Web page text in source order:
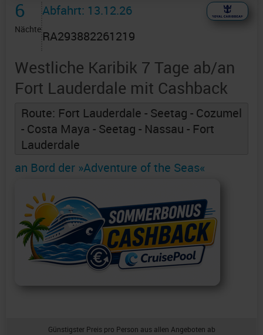
6
Nächte
Abfahrt: 13.12.26
RA293882261219
Westliche Karibik 7 Tage ab/an
Fort Lauderdale mit Cashback
Route: Fort Lauderdale - Seetag - Cozumel
- Costa Maya - Seetag - Nassau - Fort
Lauderdale
an Bord der »Adventure of the Seas«
Günstigster Preis pro Person aus allen Angeboten ab